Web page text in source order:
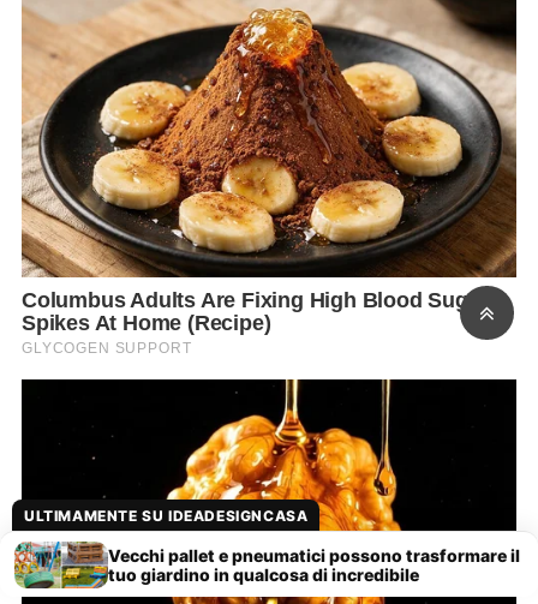
ULTIMAMENTE SU IDEADESIGNCASA
Vecchi pallet e pneumatici possono trasformare il
tuo giardino in qualcosa di incredibile